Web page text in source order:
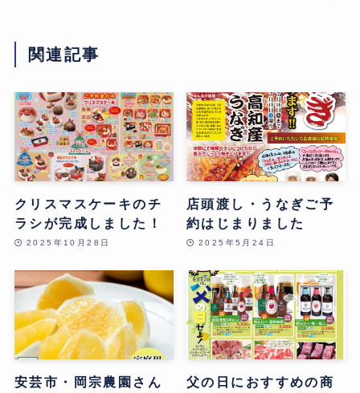
関連記事
クリスマスケーキのチ
ラシが完成しました！
2025年10月28日
店頭渡し・うなぎご予
約はじまりました
2025年5月24日
安芸市・岡宗農園さん
父の日におすすめの商